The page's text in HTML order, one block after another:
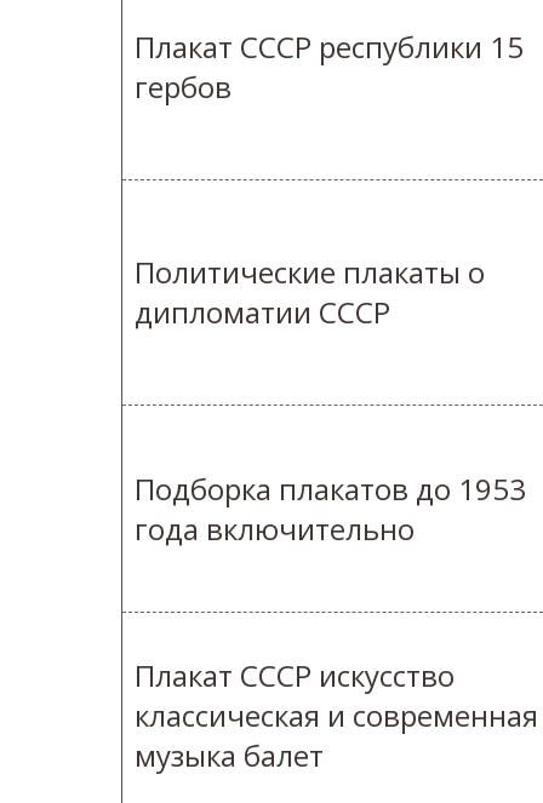
Плакат СССР республики 15
гербов
Политические плакаты о
дипломатии СССР
Подборка плакатов до 1953
года включительно
Плакат СССР искусство
классическая и современная
музыка балет